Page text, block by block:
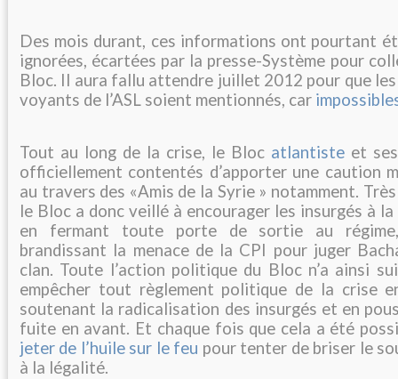
Des mois durant, ces informations ont pourtant
ignorées, écartées par la presse-Système pour
Bloc. Il aura fallu attendre juillet 2012 pour que les
voyants de l’ASL soient mentionnés, car
Tout au long de la crise, le Bloc atlantiste et
officiellement contentés d’apporter une caution
au travers des «Amis de la Syrie » notamment.
le Bloc a donc veillé à encourager les insurgés à
en fermant toute porte de sortie au
brandissant la menace de la CPI pour juger
clan. Toute l’action politique du Bloc n’a ainsi
empêcher tout règlement politique de la crise
soutenant la radicalisation des insurgés et en
fuite en avant. Et chaque fois que cela a été
jeter de l’huile sur le feu pour tenter de briser le
à la légalité.